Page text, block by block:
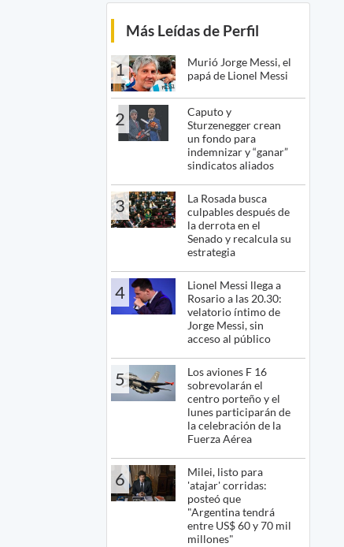
Más Leídas de Perfil
1
Murió Jorge Messi, el
papá de Lionel Messi
2
Caputo y
Sturzenegger crean
un fondo para
indemnizar y “ganar”
sindicatos aliados
3
La Rosada busca
culpables después de
la derrota en el
Senado y recalcula su
estrategia
4
Lionel Messi llega a
Rosario a las 20.30:
velatorio íntimo de
Jorge Messi, sin
acceso al público
5
Los aviones F 16
sobrevolarán el
centro porteño y el
lunes participarán de
la celebración de la
Fuerza Aérea
6
Milei, listo para
'atajar' corridas:
posteó que
"Argentina tendrá
entre US$ 60 y 70 mil
millones"